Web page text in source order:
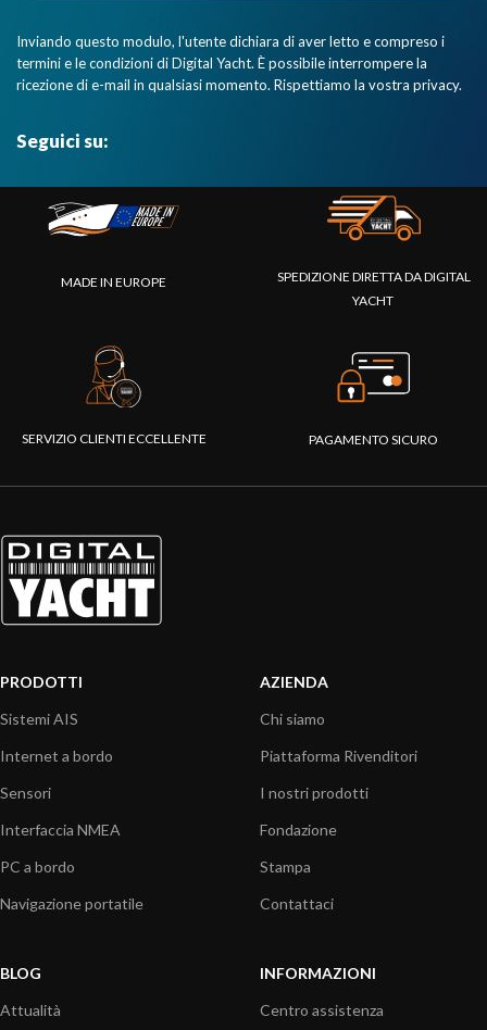
Inviando questo modulo, l'utente dichiara di aver letto e compreso i
termini e le condizioni di Digital Yacht. È possibile interrompere la
ricezione di e-mail in qualsiasi momento. Rispettiamo la vostra privacy.
Seguici su:
MADE IN EUROPE
SPEDIZIONE DIRETTA DA DIGITAL
YACHT
SERVIZIO CLIENTI ECCELLENTE PAGAMENTO SICURO
PRODOTTI
Sistemi AIS
Internet a bordo
Sensori
Interfaccia NMEA
PC a bordo
Navigazione portatile
AZIENDA
Chi siamo
Piattaforma Rivenditori
I nostri prodotti
Fondazione
Stampa
Contattaci
BLOG
Attualità
INFORMAZIONI
Centro assistenza